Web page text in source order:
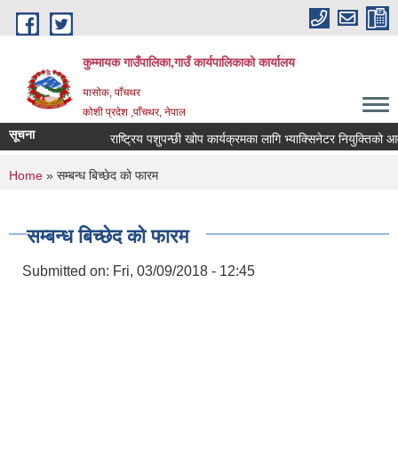
Skip to main content
कुम्मायक गाउँपालिका,गाउँ कार्यपालिकाको कार्यालय
यासोक, पाँचथर
कोशी प्रदेश ,पाँचथर, नेपाल
सूचना राष्ट्रिय पशुपन्छी खोप कार्यक्रमका लागि भ्याक्सिनेटर नियुक्तिको
You are here
Home » सम्बन्ध बिच्छेद को फारम
सम्बन्ध बिच्छेद को फारम
Submitted on: Fri, 03/09/2018 - 12:45